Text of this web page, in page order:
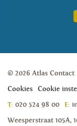
© 2026 Atlas Contact
Cookies
Cookie
T: 020 524 98 00 E:
Weesperstraat 105A,